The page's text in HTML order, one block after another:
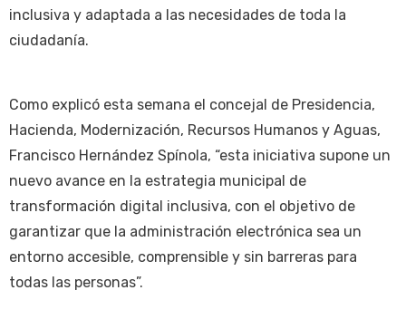
inclusiva y adaptada a las necesidades de toda la
ciudadanía.
Como explicó esta semana el concejal de Presidencia,
Hacienda, Modernización, Recursos Humanos y Aguas,
Francisco Hernández Spínola, “esta iniciativa supone un
nuevo avance en la estrategia municipal de
transformación digital inclusiva, con el objetivo de
garantizar que la administración electrónica sea un
entorno accesible, comprensible y sin barreras para
todas las personas”.